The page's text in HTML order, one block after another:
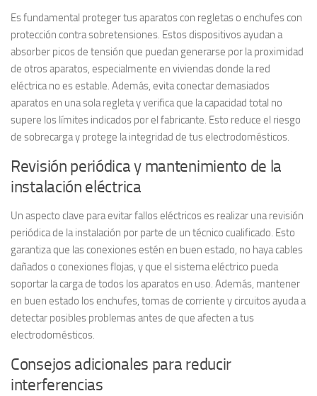
Es fundamental proteger tus aparatos con regletas o enchufes con
protección contra sobretensiones. Estos dispositivos ayudan a
absorber picos de tensión que puedan generarse por la proximidad
de otros aparatos, especialmente en viviendas donde la red
eléctrica no es estable. Además, evita conectar demasiados
aparatos en una sola regleta y verifica que la capacidad total no
supere los límites indicados por el fabricante. Esto reduce el riesgo
de sobrecarga y protege la integridad de tus electrodomésticos.
Revisión periódica y mantenimiento de la
instalación eléctrica
Un aspecto clave para evitar fallos eléctricos es realizar unarevisión
periódicade la instalación por parte de un técnico cualificado. Esto
garantiza que las conexiones estén en buen estado, no haya cables
dañados o conexiones flojas, y que el sistema eléctrico pueda
soportar la carga de todos los aparatos en uso. Además, mantener
en buen estado los enchufes, tomas de corriente y circuitos ayuda a
detectar posibles problemas antes de que afecten a tus
electrodomésticos.
Consejos adicionales para reducir
interferencias